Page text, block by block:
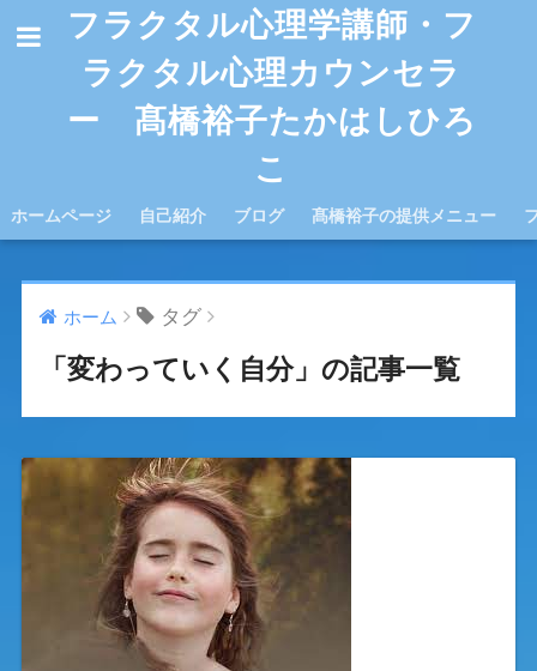
フラクタル心理学講師・フ
ラクタル心理カウンセラ
ー 髙橋裕子たかはしひろ
こ
ホームページ 自己紹介 ブログ 髙橋裕子の提供メニュー
ホーム タグ
「変わっていく自分」の記事一覧